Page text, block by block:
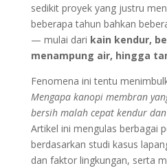
sedikit proyek yang justru
beberapa tahun bahkan
— mulai dari kain kendur,
menampung air, hingga
Fenomena ini tentu
Mengapa kanopi membran
bersih malah cepat kendur
Artikel ini mengulas berbagai
berdasarkan studi kasus
dan faktor lingkungan, serta